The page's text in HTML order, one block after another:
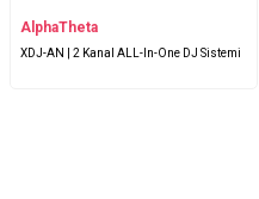
AlphaTheta
XDJ-AN | 2 Kanal ALL-In-One DJ Sistemi